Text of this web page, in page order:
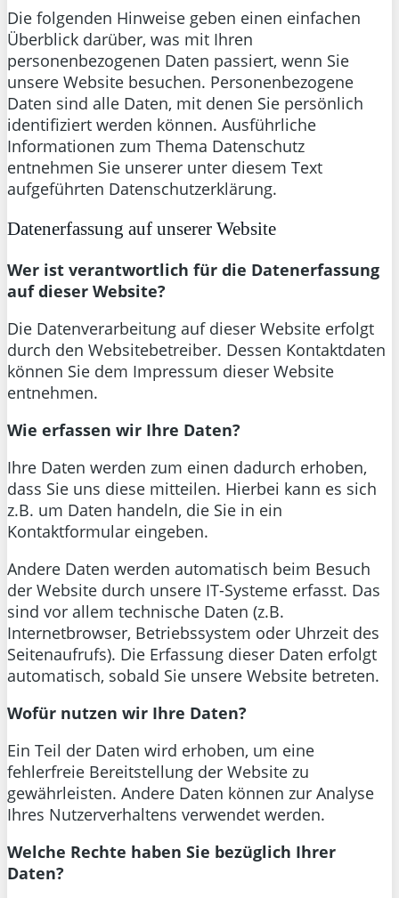
Die folgenden Hinweise geben einen einfachen
Überblick darüber, was mit Ihren
personenbezogenen Daten passiert, wenn Sie
unsere Website besuchen. Personenbezogene
Daten sind alle Daten, mit denen Sie persönlich
identifiziert werden können. Ausführliche
Informationen zum Thema Datenschutz
entnehmen Sie unserer unter diesem Text
aufgeführten Datenschutzerklärung.
Datenerfassung auf unserer Website
Wer ist verantwortlich für die Datenerfassung
auf dieser Website?
Die Datenverarbeitung auf dieser Website erfolgt
durch den Websitebetreiber. Dessen Kontaktdaten
können Sie dem Impressum dieser Website
entnehmen.
Wie erfassen wir Ihre Daten?
Ihre Daten werden zum einen dadurch erhoben,
dass Sie uns diese mitteilen. Hierbei kann es sich
z.B. um Daten handeln, die Sie in ein
Kontaktformular eingeben.
Andere Daten werden automatisch beim Besuch
der Website durch unsere IT-Systeme erfasst. Das
sind vor allem technische Daten (z.B.
Internetbrowser, Betriebssystem oder Uhrzeit des
Seitenaufrufs). Die Erfassung dieser Daten erfolgt
automatisch, sobald Sie unsere Website betreten.
Wofür nutzen wir Ihre Daten?
Ein Teil der Daten wird erhoben, um eine
fehlerfreie Bereitstellung der Website zu
gewährleisten. Andere Daten können zur Analyse
Ihres Nutzerverhaltens verwendet werden.
Welche Rechte haben Sie bezüglich Ihrer
Daten?